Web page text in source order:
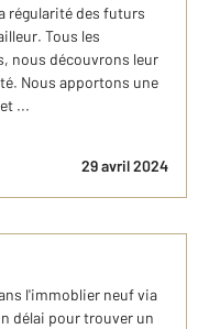
régularité des futurs
Tous les
nous découvrons leur
Nous apportons une
...
29 avril 2024
l'immoblier neuf via
délai pour trouver un